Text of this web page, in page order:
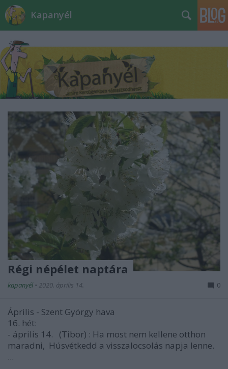
Kapanyél
Régi népélet naptára
kapanyél • 2020. április 14. 0
Április - Szent György hava
16. hét:
- április 14.
(Tibor) : Ha most nem kellene otthon
maradni, Húsvétkedd a visszalocsolás napja lenne.
...